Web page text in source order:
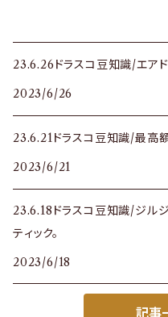
23.6.26ドラスコ豆知識/エアド
2023/6/26
23.6.21ドラスコ豆知識/最高
2023/6/21
23.6.18ドラスコ豆知識/ジル
ティック。
2023/6/18
記事